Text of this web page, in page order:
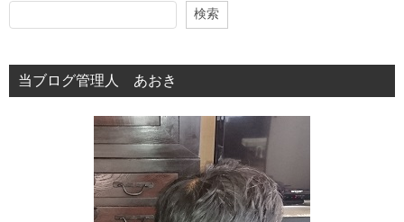
シ
ョ
検索
当ブログ管理人 あおき